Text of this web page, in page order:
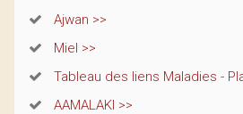
Ajwan >>
Miel >>
Tableau des liens Maladies -
AAMALAKI >>